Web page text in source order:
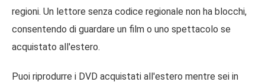
regioni. Un lettore senza codice regionale non ha blocchi,
consentendo di guardare un film o uno spettacolo se
acquistato all'estero.
Puoi riprodurre i DVD acquistati all'estero mentre sei in